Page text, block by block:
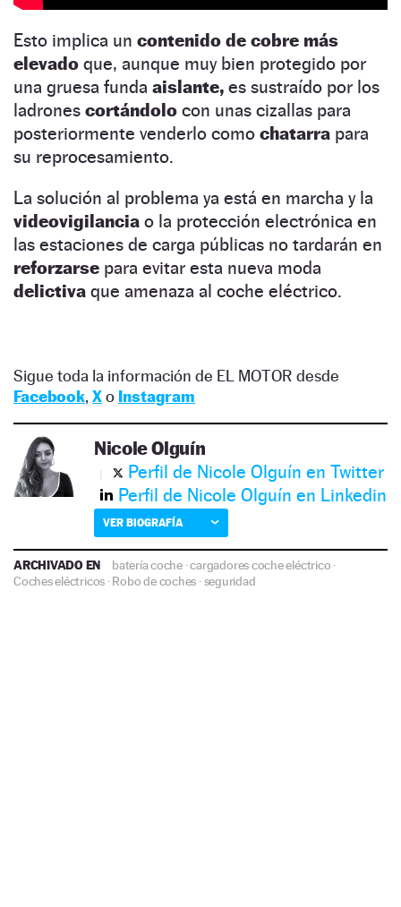
Esto implica un contenido de cobre más
elevado que, aunque muy bien protegido por
una gruesa funda aislante, es sustraído por los
ladrones cortándolo con unas cizallas para
posteriormente venderlo como chatarra para
su reprocesamiento.
La solución al problema ya está en marcha y la
videovigilancia o la protección electrónica en
las estaciones de carga públicas no tardarán en
reforzarse para evitar esta nueva moda
delictiva que amenaza al coche eléctrico.
Sigue toda la información de EL MOTOR desde
Facebook, Xo Instagram
Nicole Olguín
Perfil de Nicole Olguín en Twitter
Perfil de Nicole Olguín en Linkedin
VER BIOGRAFÍA
ARCHIVADO EN batería coche ·cargadores coche eléctrico ·
Coches eléctricos ·Robo de coches ·seguridad